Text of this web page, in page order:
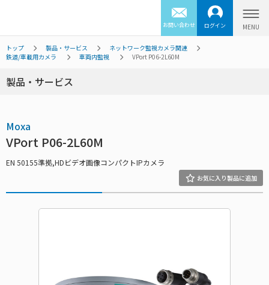
お問い合わせ ログイン
トップ 製品・サービス
ネットワーク監視カメラ関連
鉄道/車載用カメラ
車両内監視 VPort P06-2L60M
製品・サービス
Moxa
VPort P06-2L60M
EN 50155準拠,HDビデオ画像コンパクトIPカメラ